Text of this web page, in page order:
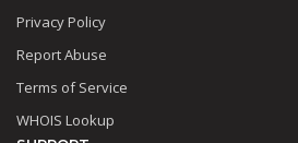
Privacy Policy
Report Abuse
Terms of Service
WHOIS Lookup